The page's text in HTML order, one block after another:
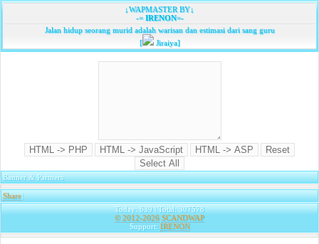
↓WAPMASTER BY↓
-=IRENON=-
Jalan hidup seorang murid adalah warisan dan estimasi dari sang guru
[
Jiraiya]
Banner & Partners
Share|
Today: 639 | Total: 307578
© 2012-2026 SCANDWAP
Support: IRENON